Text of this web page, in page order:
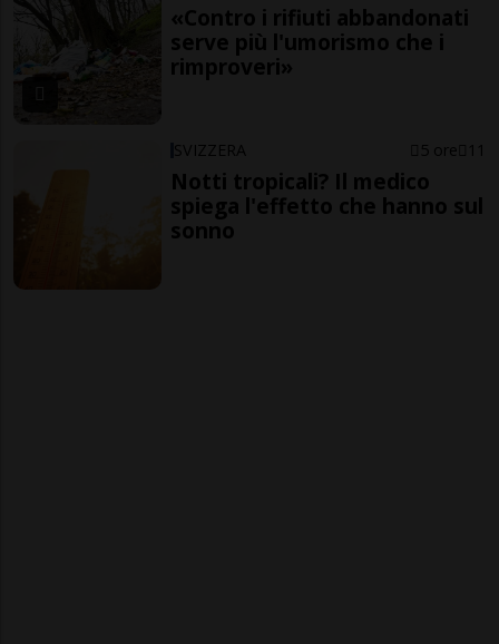
«Contro i rifiuti abbandonati
serve più l'umorismo che i
rimproveri»
SVIZZERA 5 ore 11
Notti tropicali? Il medico
spiega l'effetto che hanno sul
sonno